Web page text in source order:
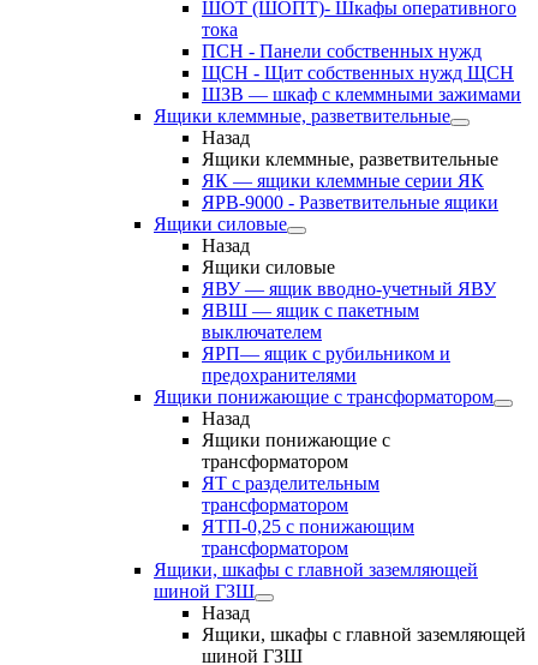
ШОТ (ШОПТ)- Шкафы оперативного
тока
ПСН - Панели собственных нужд
ЩСН - Щит собственных нужд ЩСН
ШЗВ — шкаф с клеммными зажимами
Ящики клеммные, разветвительные
Назад
Ящики клеммные, разветвительные
ЯК — ящики клеммные серии ЯК
ЯРВ-9000 - Разветвительные ящики
Ящики силовые
Назад
Ящики силовые
ЯВУ — ящик вводно-учетный ЯВУ
ЯВШ — ящик с пакетным
выключателем
ЯРП— ящик с рубильником и
предохранителями
Ящики понижающие с трансформатором
Назад
Ящики понижающие с
трансформатором
ЯТ с разделительным
трансформатором
ЯТП-0,25 с понижающим
трансформатором
Ящики, шкафы с главной заземляющей
шиной ГЗШ
Назад
Ящики, шкафы с главной заземляющей
шиной ГЗШ